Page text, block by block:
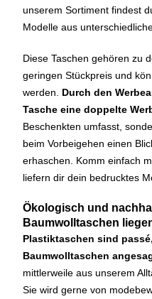
unserem Sortiment findest
Modelle aus
Diese Taschen gehören zu
geringen Stückpreis und
werden. Durch den
Tasche eine doppelte
Beschenkten umfasst,
beim Vorbeigehen einen
erhaschen. Komm einfach
liefern dir dein bedrucktes
Ökologisch und
Baumwolltaschen
Plastiktaschen sind
Baumwolltaschen
mittlerweile aus unserem
Sie wird gerne von